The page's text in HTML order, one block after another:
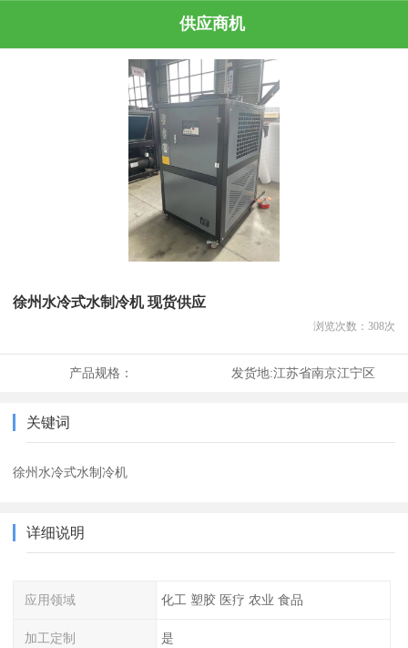
供应商机
徐州水冷式水制冷机 现货供应
浏览次数： 308次
产品规格： 发货地:江苏省南京江宁区
关键词
徐州水冷式水制冷机
详细说明
应用领域 化工 塑胶 医疗 农业 食品
加工定制 是